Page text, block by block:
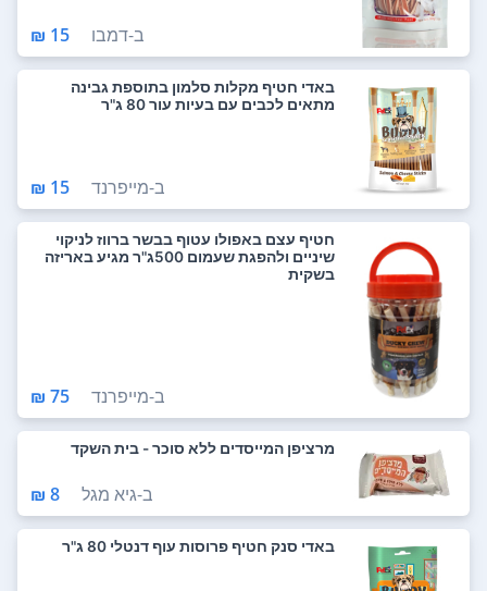
ב-דמבו 15 ₪
באדי חטיף מקלות סלמון בתוספת גבינה
מתאים לכבים עם בעיות עור 80 ג"ר
ב-מייפרנד 15 ₪
חטיף עצם באפולו עטוף בבשר ברווז לניקוי
שיניים ולהפגת שעמום 500ג"ר מגיע באריזה
בשקית
ב-מייפרנד 75 ₪
מרציפן המייסדים ללא סוכר - בית השקד
ב-גיא מגל 8 ₪
באדי סנק חטיף פרוסות עוף דנטלי 80 ג"ר